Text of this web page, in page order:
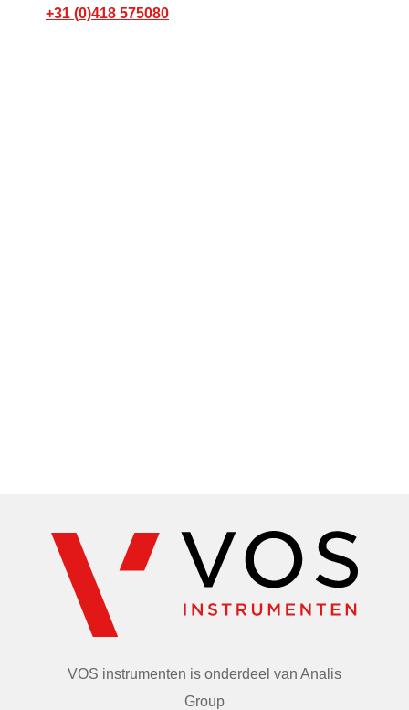
+31 (0)418 575080
VOS instrumenten is onderdeel van Analis
Group